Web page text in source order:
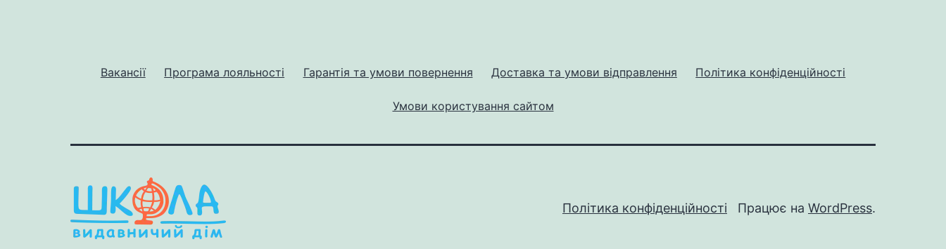
Вакансії Програма лояльності Гарантія та умови повернення Доставка та умови відправлення Політика конфіденційності
Умови користування сайтом
Політика конфіденційності Працює на WordPress.